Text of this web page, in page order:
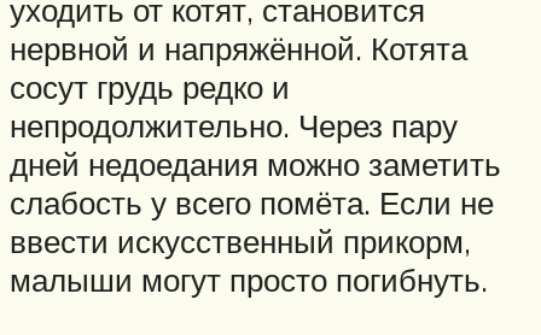
уходить от котят, становится
нервной и напряжённой. Котята
сосут грудь редко и
непродолжительно. Через пару
дней недоедания можно заметить
слабость у всего помёта. Если не
ввести искусственный прикорм,
малыши могут просто погибнуть.